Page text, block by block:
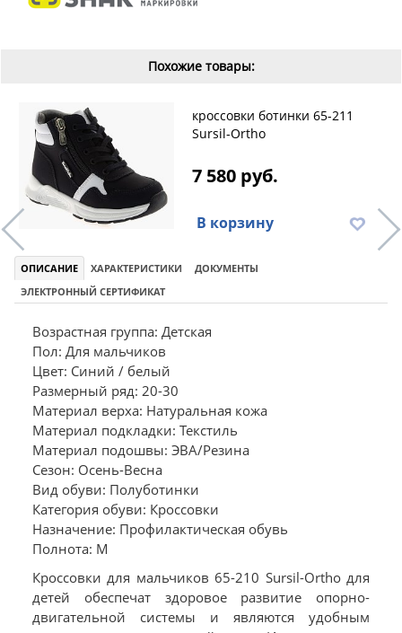
Похожие товары:
кроссовки ботинки 65-211
Sursil-Ortho
7 580 руб.
В корзину
ОПИСАНИЕ ХАРАКТЕРИСТИКИ
ДОКУМЕНТЫ
ЭЛЕКТРОННЫЙ СЕРТИФИКАТ
Возрастная группа: Детская
Пол: Для мальчиков
Цвет: Синий / белый
Размерный ряд: 20-30
Материал верха: Натуральная кожа
Материал подкладки: Текстиль
Материал подошвы: ЭВА/Резина
Сезон: Осень-Весна
Вид обуви: Полуботинки
Категория обуви: Кроссовки
Назначение: Профилактическая обувь
Полнота: M
Кроссовки для мальчиков 65-210 Sursil-Ortho для
детей обеспечат здоровое развитие опорно-
двигательной системы и являются удобным